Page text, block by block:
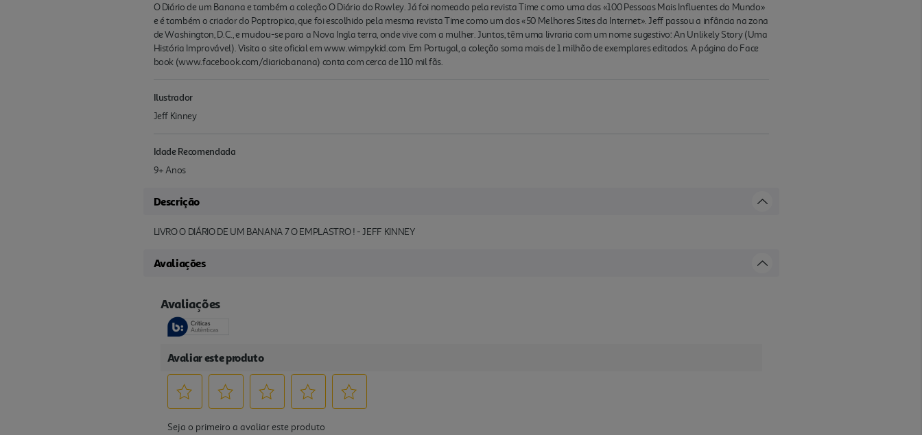
O Diário de um Banana e também a coleção O Diário do Rowley. Já foi nomeado pela revista Time c omo uma das «100 Pessoas Mais Influentes do Mundo»
e é também o criador do Poptropica, que foi escolhido pela mesma revista Time como um dos «50 Melhores Sites da Internet». Jeff passou a infância na zona
de Washington, D.C., e mudou-se para a Nova Ingla terra, onde vive com a mulher. Juntos, têm uma livraria com um nome sugestivo: An Unlikely Story (Uma
História Improvável). Visita o site oficial em www.wimpykid.com. Em Portugal, a coleção soma mais de 1 milhão de exemplares editados. A página do Face
book (www.facebook.com/diariobanana) conta com cerca de 110 mil fãs.
Ilustrador
Jeff Kinney
Idade Recomendada
9+ Anos
Descrição
LIVRO O DIÁRIO DE UM BANANA 7 O EMPLASTRO ! - JEFF KINNEY
Avaliações